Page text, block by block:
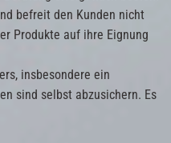
befreit den Kunden nicht
Produkte auf ihre Eignung
insbesondere ein
sind selbst abzusichern. Es